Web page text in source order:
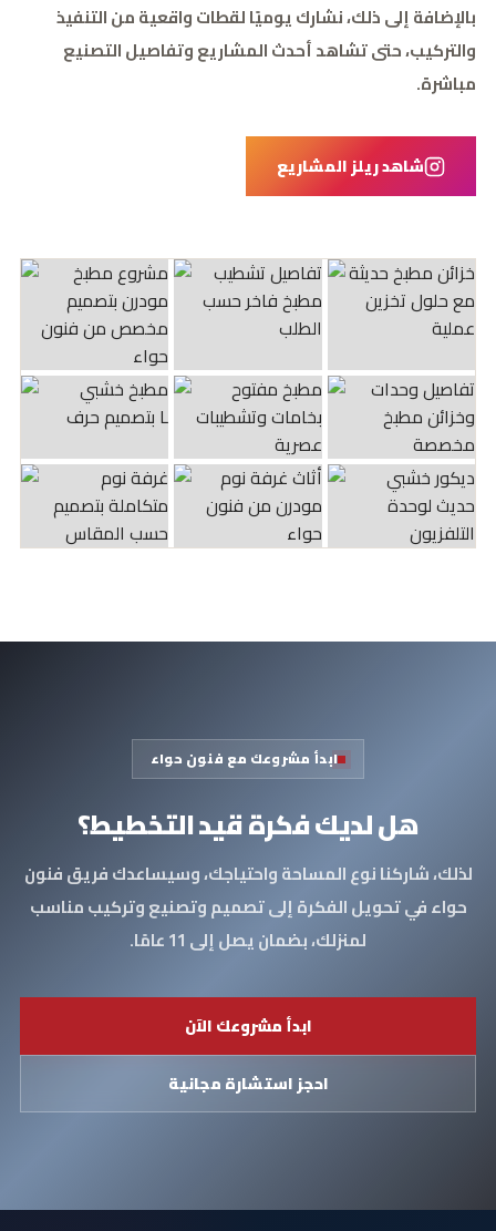
بالإضافة إلى ذلك، نشارك يوميًا لقطات واقعية من التنفيذ
والتركيب، حتى تشاهد أحدث المشاريع وتفاصيل التصنيع
مباشرة.
شاهد ريلز المشاريع
ابدأ مشروعك مع فنون حواء
هل لديك فكرة قيد التخطيط؟
لذلك، شاركنا نوع المساحة واحتياجك، وسيساعدك فريق فنون
حواء في تحويل الفكرة إلى تصميم وتصنيع وتركيب مناسب
لمنزلك، بضمان يصل إلى 11 عامًا.
ابدأ مشروعك الآن
احجز استشارة مجانية